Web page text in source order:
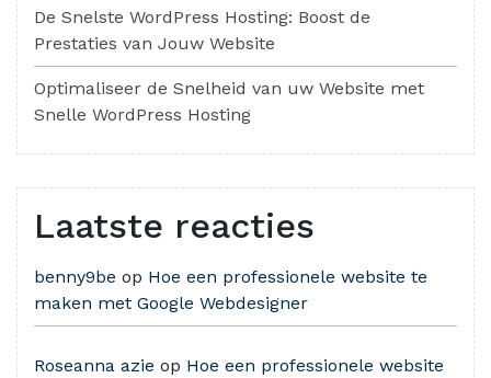
De Snelste WordPress Hosting: Boost de
Prestaties van Jouw Website
Optimaliseer de Snelheid van uw Website met
Snelle WordPress Hosting
Laatste reacties
benny9be op Hoe een professionele website te
maken met Google Webdesigner
Roseanna azie op Hoe een professionele website